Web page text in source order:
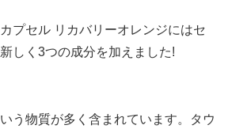
プセル リカバリーオレンジにはセ
しく3つの成分を加えました!
う物質が多く含まれています。タウ